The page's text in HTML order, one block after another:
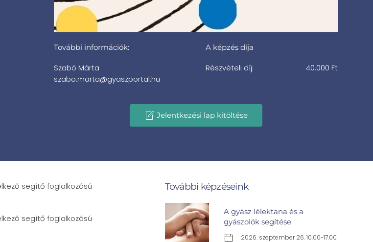
További információk:
Szabó Márta
szabo.marta@gyaszportal.hu
A képzés díja
Részvételi díj: 40.000 Ft
Jelentkezési lap kitöltése
segítő foglalkozású
segítő foglalkozású
További képzéseink
A gyász lélektana és a
gyászolók segítése
2026. szeptember 26. 10.00-17.00